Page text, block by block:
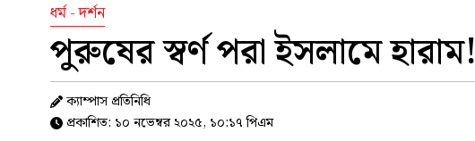
ধর্ম - দর্শন
পুরুষের স্বর্ণ পরা ইসলামে হারাম!
ক্যাম্পাস প্রতিনিধি
প্রকাশিত: ১০ নভেম্বর ২০২৫, ১০:১৭ পিএম